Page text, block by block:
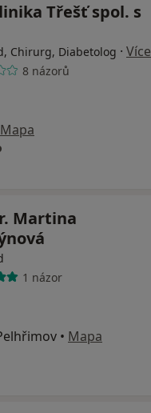
Třešť spol. s
Chirurg, Diabetolog · Více
8 názorů
Mapa
Martina
1 názor
• Mapa